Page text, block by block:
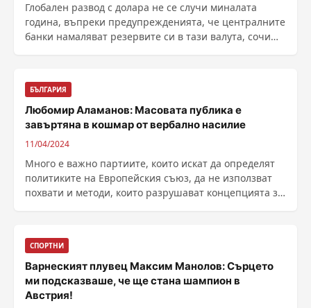
Глобален развод с долара не се случи миналата
година, въпреки предупрежденията, че централните
банки намаляват резервите си в тази валута, сочи
БЪЛГАРИЯ
Любомир Аламанов: Масовата публика е
завъртяна в кошмар от вербално насилие
11/04/2024
Много е важно партиите, които искат да определят
политиките на Европейския съюз, да не използват
похвати и методи, които разрушават концепцията за
СПОРТНИ
Варнеският плувец Максим Манолов: Сърцето
ми подсказваше, че ще стана шампион в
Австрия!